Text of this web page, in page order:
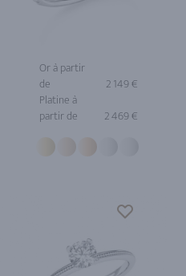
Or à partir
de
2 149 €
Platine à
partir de
2 469 €